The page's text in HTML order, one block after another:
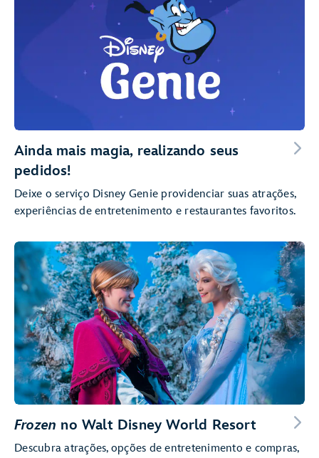
Ainda mais magia, realizando seus
pedidos!
Deixe o serviço Disney Genie providenciar suas atrações,
experiências de entretenimento e restaurantes favoritos.
Frozen no Walt Disney World Resort
Descubra atrações, opções de entretenimento e compras,